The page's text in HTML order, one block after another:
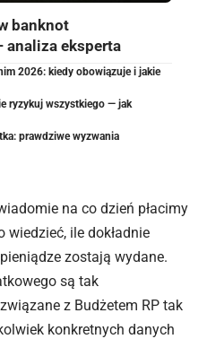
banknot
analiza eksperta
2026: kiedy obowiązuje i jakie
ryzykuj wszystkiego — jak
prawdziwe wyzwania
na co dzień płacimy
ile dokładnie
zostają wydane.
są tak
z Budżetem RP tak
konkretnych danych